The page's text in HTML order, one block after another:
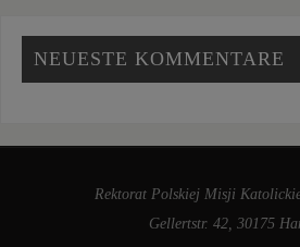
NEUESTE KOMMENTARE
Rektorat Polskiej Misji
Gellertstr. 42, 30175